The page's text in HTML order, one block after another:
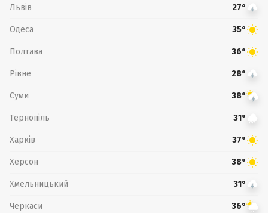
Львів 27°
Одеса 35°
Полтава 36°
Рівне 28°
Суми 38°
Тернопіль 31°
Харків 37°
Херсон 38°
Хмельницький 31°
Черкаси 36°